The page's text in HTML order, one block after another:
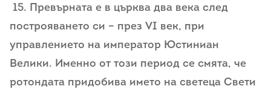
15. Превърната е в църква два века след
построяването си – през VI век, при
управлението на император Юстиниан
Велики. Именно от този период се смята, че
ротондата придобива името на светеца Свети